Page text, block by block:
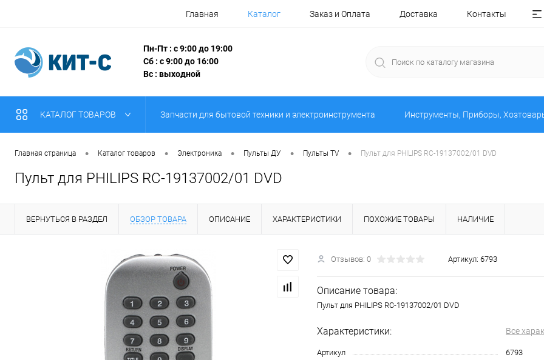
Главная Каталог Заказ и Оплата Доставка Контакты
Пн-Пт : с 9:00 до 19:00
Сб : с 9:00 до 16:00
Вс : выходной
КАТАЛОГ ТОВАРОВ Запчасти для бытовой техники и электроинструмента Инструменты, Приборы,
Главная страница • Каталог товаров • Электроника • Пульты ДУ • Пульты TV • Пульт для PHILIPS RC-19137002/01 DVD
Пульт для PHILIPS RC-19137002/01 DVD
ВЕРНУТЬСЯ В РАЗДЕЛ ОБЗОР ТОВАРА ОПИСАНИЕ ХАРАКТЕРИСТИКИ ПОХОЖИЕ ТОВАРЫ НАЛИЧИЕ
Отзывов: 0 Артикул: 6793
Описание товара:
Пульт для PHILIPS RC-19137002/01 DVD
Характеристики: Все
Артикул
6793